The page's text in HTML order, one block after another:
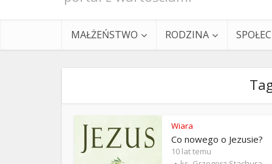
MAŁŻEŃSTWO RODZINA
Wiara
Co nowego o Jezusie?
10 lat temu